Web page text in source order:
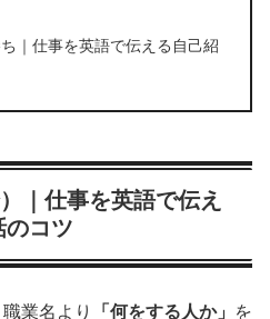
｜仕事を英語で伝える自己紹
｜仕事を英語で伝え
のコツ
業名より 「何をする人か」
を